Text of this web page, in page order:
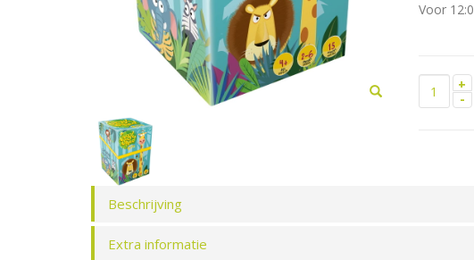
Voor
-
+
Beschrijving
Extra informatie